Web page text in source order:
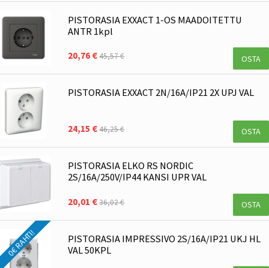
PISTORASIA EXXACT 1-OS MAADOITETTU
ANTR 1kpl
20,76 €45,57 € OSTA
PISTORASIA EXXACT 2N/16A/IP21 2X UPJ VAL
24,15 €46,25 € OSTA
PISTORASIA ELKO RS NORDIC
2S/16A/250V/IP44 KANSI UPR VAL
20,01 €36,02 € OSTA
0€ RAHTI!
PISTORASIA IMPRESSIVO 2S/16A/IP21 UKJ HL
VAL 50KPL